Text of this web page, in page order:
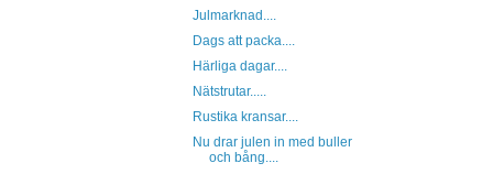
Julmarknad....
Dags att packa....
Härliga dagar....
Nätstrutar.....
Rustika kransar....
Nu drar julen in med buller
och bång....